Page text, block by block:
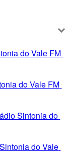
do Vale FM
do Vale FM
Sintonia do
do Vale